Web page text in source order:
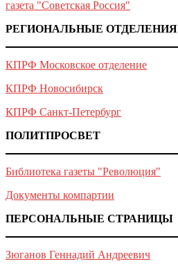
газета "Советская Россия"
РЕГИОНАЛЬНЫЕ ОТДЕЛЕНИЯ
КПРФ Московское отделение
КПРФ Новосибирск
КПРФ Санкт-Петербург
ПОЛИТПРОСВЕТ
Библиотека газеты "Революция"
Документы компартии
ПЕРСОНАЛЬНЫЕ СТРАНИЦЫ
Зюганов Геннадий Андреевич